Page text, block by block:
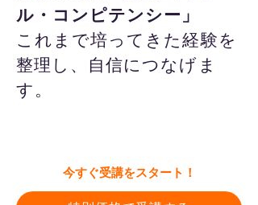
ル・コンピテンシー」
これまで培ってきた経験を
整理し、自信につなげま
す。
​今すぐ受講をスタート！